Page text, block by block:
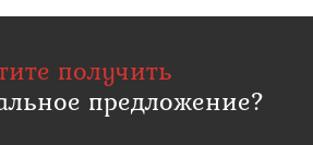
получить
предложение?